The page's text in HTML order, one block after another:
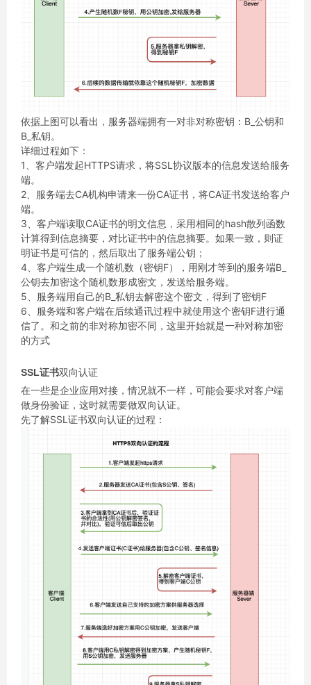
依据上图可以看出，服务器端拥有一对非对称密钥：B_公钥和
B_私钥。
详细过程如下：
1、客户端发起HTTPS请求，将SSL协议版本的信息发送给服务
端。
2、服务端去CA机构申请来一份CA证书，将CA证书发送给客户
端。
3、客户端读取CA证书的明文信息，采用相同的hash散列函数
计算得到信息摘要，对比证书中的信息摘要。如果一致，则证
明证书是可信的，然后取出了服务端公钥；
4、客户端生成一个随机数（密钥F），用刚才等到的服务端B_
公钥去加密这个随机数形成密文，发送给服务端。
5、服务端用自己的B_私钥去解密这个密文，得到了密钥F
6、服务端和客户端在后续通讯过程中就使用这个密钥F进行通
信了。和之前的非对称加密不同，这里开始就是一种对称加密
的方式
SSL证书双向认证
在一些是企业应用对接，情况就不一样，可能会要求对客户端
做身份验证，这时就需要做双向认证。
先了解SSL证书双向认证的过程：